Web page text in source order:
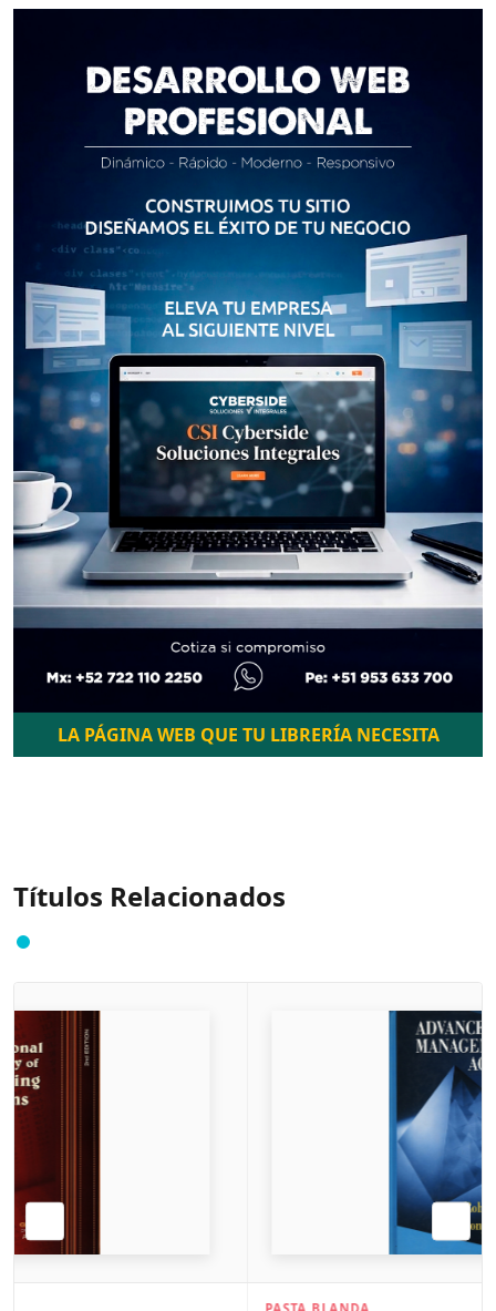
LA PÁGINA WEB QUE TU LIBRERÍA NECESITA
Títulos Relacionados